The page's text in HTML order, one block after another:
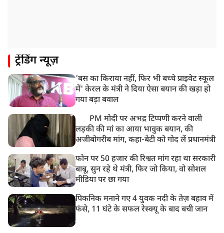
ट्रेंडिंग न्यूज़
'बस का किराया नहीं, फिर भी बच्चे प्राइवेट स्कूल
में' केरल के मंत्री ने दिया ऐसा बयान की खड़ा हो
गया बड़ा बवाल
PM मोदी पर अभद्र टिप्पणी करने वाली
लड़की की मां का आया भावुक बयान, की
अजीबोगरीब मांग, कहा-बेटी को गोद लें प्रधानमंत्री
फोन पर 50 हजार की रिश्वत मांग रहा था सरकारी
बाबू, सुन रहे थे मंत्री, फिर जो किया, वो सोशल
मीडिया पर छा गया
पिकनिक मनाने गए 4 युवक नदी के तेज़ बहाव में
फंसे, 11 घंटे के सफल रेस्क्यू के बाद बची जान